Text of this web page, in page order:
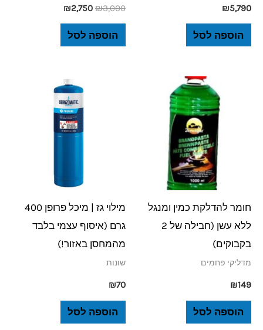
₪5,790
הוספה לסל
₪3,000
₪2,750
הוספה לסל
חומר להדלקת כמין ומנגל
ללא עשן (חבילה של 2
בקבוקים)
מדליקי פחמים
₪149
הוספה לסל
מילוי גז | מיכל פרופן 400
גרם (איסוף עצמי בלבד
מהמחסן באזור!)
שונות
₪70
הוספה לסל